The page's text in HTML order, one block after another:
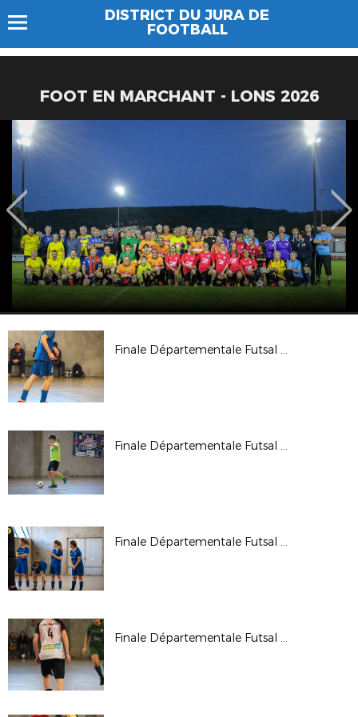
DISTRICT DU JURA DE
FOOTBALL
FOOT EN MARCHANT - LONS 2026
Finale Départementale Futsal U18G 2026
Finale Départementale Futsal U15G 2026
Finale Départementale Futsal U18F 2026
Finale Départementale Futsal U16F 2026